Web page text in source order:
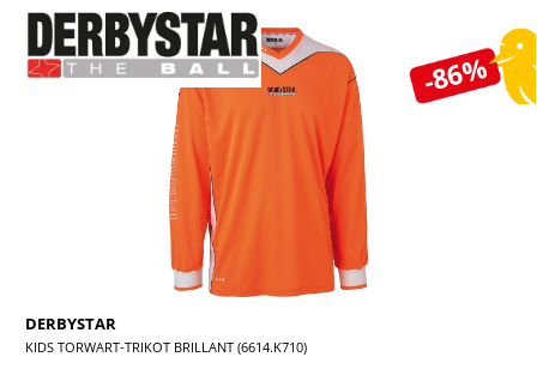
-86%
Bildergalerie überspringen
DERBYSTAR
KIDS TORWART-TRIKOT BRILLANT (6614.K710)